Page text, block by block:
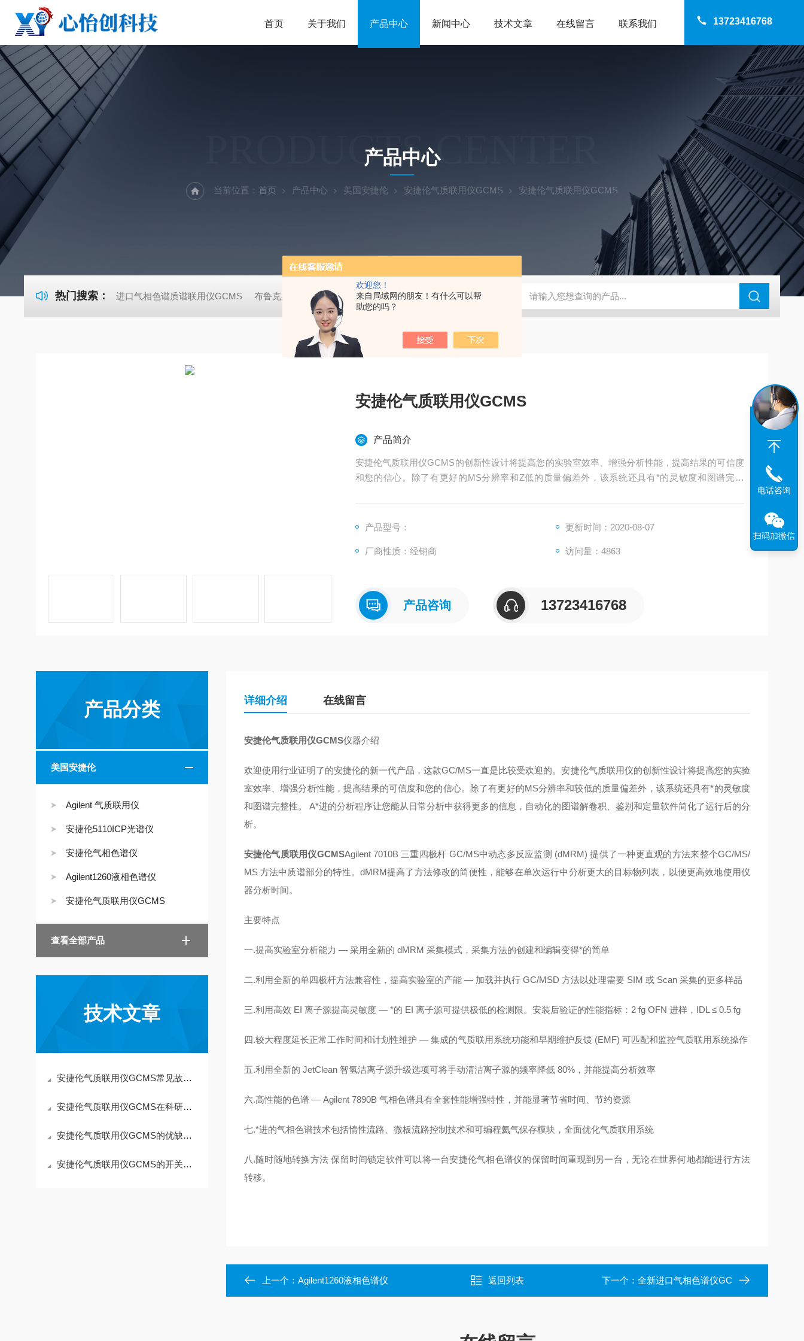
欢迎您！
来自局域网的朋友！有什么可以帮
助您的吗？
13723416768
首页 关于我们 产品中心 新闻中心 技术文章 在线留言 联系我们
PRODUCTS CENTER
产品中心
当前位置： 首页 产品中心 美国安捷伦 安捷伦气质联用仪GCMS 安捷伦气质联用仪GCMS
热门搜索： 进口气相色谱质谱联用仪GCMS 布鲁克桌面型XRD衍射仪 岛津进口紫外分光光度计 蔡司MERLIN系列场发射扫描电镜 瑞士万通水分仪 布鲁克SkyScan2211高分
安捷伦气质联用仪GCMS
产品简介
安捷伦气质联用仪GCMS的创新性设计将提高您的实验室效率、增强分析性能，提高结果的可信度
和您的信心。除了有更好的MS分辨率和Z低的质量偏差外，该系统还具有*的灵敏度和图谱完整
产品型号：
更新时间：2020-08-07
厂商性质：经销商 访问量：4863
产品咨询 13723416768
产品分类
美国安捷伦
Agilent 气质联用仪
安捷伦5110ICP光谱仪
安捷伦气相色谱仪
Agilent1260液相色谱仪
安捷伦气质联用仪GCMS
查看全部产品
技术文章
安捷伦气质联用仪GCMS常见故障诊断与排除指南
安捷伦气质联用仪GCMS在科研领域的应用
安捷伦气质联用仪GCMS的优缺点是什么
安捷伦气质联用仪GCMS的开关机操作步骤
详细介绍 在线留言
安捷伦气质联用仪GCMS仪器介绍
欢迎使用行业证明了的安捷伦的新一代产品，这款GC/MS一直是比较受欢迎的。安捷伦气质联用仪的创新性设计将提高您的实验
室效率、增强分析性能，提高结果的可信度和您的信心。除了有更好的MS分辨率和较低的质量偏差外，该系统还具有*的灵敏度
和图谱完整性。 A*进的分析程序让您能从日常分析中获得更多的信息，自动化的图谱解卷积、鉴别和定量软件简化了运行后的分
析。
安捷伦气质联用仪GCMSAgilent 7010B 三重四极杆 GC/MS中动态多反应监测 (dMRM) 提供了一种更直观的方法来整个GC/MS/
MS 方法中质谱部分的特性。dMRM提高了方法修改的简便性，能够在单次运行中分析更大的目标物列表，以便更高效地使用仪
器分析时间。
主要特点
一.提高实验室分析能力 — 采用全新的 dMRM 采集模式，采集方法的创建和编辑变得*的简单
二.利用全新的单四极杆方法兼容性，提高实验室的产能 — 加载并执行 GC/MSD 方法以处理需要 SIM 或 Scan 采集的更多样品
三.利用高效 EI 离子源提高灵敏度 — *的 EI 离子源可提供极低的检测限。安装后验证的性能指标：2 fg OFN 进样，IDL ≤ 0.5 fg
四.较大程度延长正常工作时间和计划性维护 — 集成的气质联用系统功能和早期维护反馈 (EMF) 可匹配和监控气质联用系统操作
五.利用全新的 JetClean 智氢洁离子源升级选项可将手动清洁离子源的频率降低 80%，并能提高分析效率
六.高性能的色谱 — Agilent 7890B 气相色谱具有全套性能增强特性，并能显著节省时间、节约资源
七.*进的气相色谱技术包括惰性流路、微板流路控制技术和可编程氦气保存模块，全面优化气质联用系统
八.随时随地转换方法 保留时间锁定软件可以将一台安捷伦气相色谱仪的保留时间重现到另一台，无论在世界何地都能进行方法
转移。
上一个： Agilent1260液相色谱仪 返回列表 下一个： 全新进口气相色谱仪GC
电话咨询
扫码加微信